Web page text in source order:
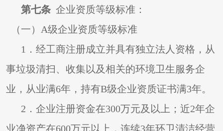
第七条 企业资质等级标准：
（一）A级企业资质等级标准
1 ．经工商注册成立并具有独立法人资格，从
事垃圾清扫、收集以及相关的环境卫生服务企
业，从业满6年，持有B级企业资质证书满3年。
2 ．企业注册资金在300万元及以上；近2年企
业净资产在600万元以上，连续3年环卫清洁经营